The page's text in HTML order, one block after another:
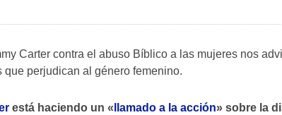
Carter contra el abuso Bíblico a las mujeres nos
que perjudican al género femenino.
está haciendo un « llamado a la acción» sobre la